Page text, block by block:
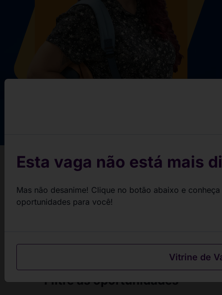
passos
Filtre as oportunidades
Esta vaga não está mais
Mas não desanime! Clique no botão abaixo e
oportunidades para você!
Vitrine de